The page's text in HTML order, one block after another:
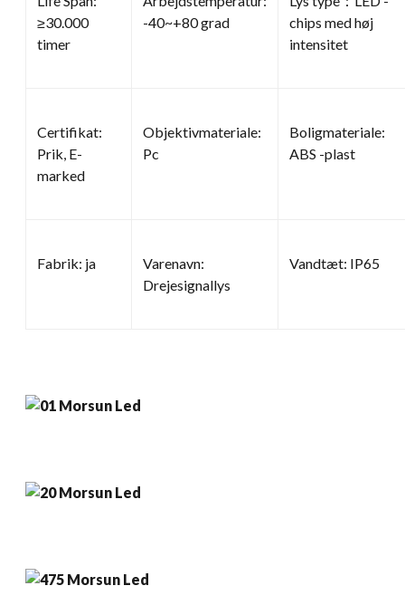
≥30.000
timer
-40~+80 grad
chips med høj
intensitet
Certifikat:
Prik, E-
marked
Objektivmateriale:
Pc
Boligmateriale:
ABS -plast
Fabrik: ja
Varenavn:
Drejesignallys
Vandtæt: IP65